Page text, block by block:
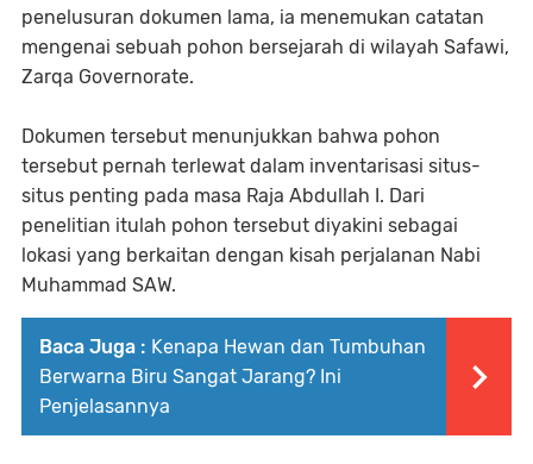
penelusuran dokumen lama, ia menemukan catatan
mengenai sebuah pohon bersejarah di wilayah Safawi,
Zarqa Governorate.
Dokumen tersebut menunjukkan bahwa pohon
tersebut pernah terlewat dalam inventarisasi situs-
situs penting pada masa Raja Abdullah I. Dari
penelitian itulah pohon tersebut diyakini sebagai
lokasi yang berkaitan dengan kisah perjalanan Nabi
Muhammad SAW.
Baca Juga : Kenapa Hewan dan Tumbuhan
Berwarna Biru Sangat Jarang? Ini
Penjelasannya